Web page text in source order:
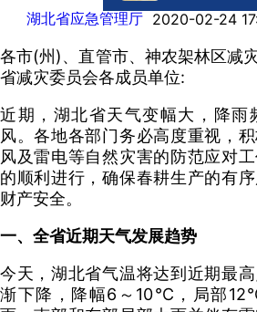
湖北省应急管理厅 2020-02-24
各市(州)、直管市、神农架林区减
省减灾委员会各成员单位:
近期，湖北省天气变幅大，降雨
风。各地各部门务必高度重视，
风及雷电等自然灾害的防范应对
的顺利进行，确保春耕生产的有
财产安全。
一、全省近期天气发展趋势
今天，湖北省气温将达到近期最
渐下降，降幅6～10℃，局部